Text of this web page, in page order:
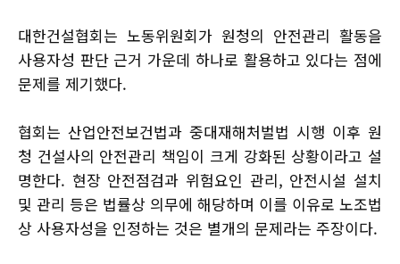
대한건설협회는 노동위원회가 원청의 안전관리 활동을
사용자성 판단 근거 가운데 하나로 활용하고 있다는 점에
문제를 제기했다.
협회는 산업안전보건법과 중대재해처벌법 시행 이후 원
청 건설사의 안전관리 책임이 크게 강화된 상황이라고 설
명한다. 현장 안전점검과 위험요인 관리, 안전시설 설치
및 관리 등은 법률상 의무에 해당하며 이를 이유로 노조법
상 사용자성을 인정하는 것은 별개의 문제라는 주장이다.